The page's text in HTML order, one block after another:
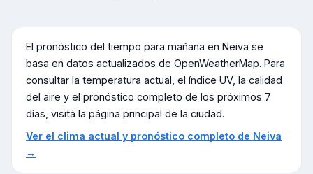
El pronóstico del tiempo para mañana en Neiva se
basa en datos actualizados de OpenWeatherMap. Para
consultar la temperatura actual, el índice UV, la calidad
del aire y el pronóstico completo de los próximos 7
días, visitá la página principal de la ciudad.
Ver el clima actual y pronóstico completo de Neiva
→